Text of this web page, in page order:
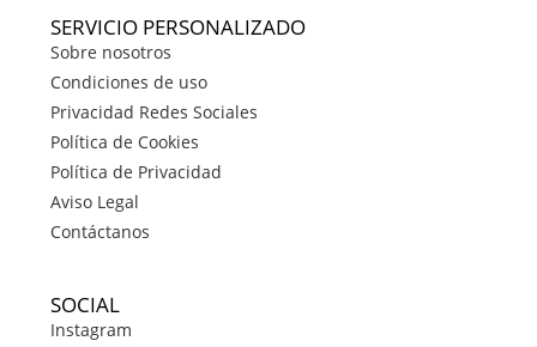
SERVICIO PERSONALIZADO
Sobre nosotros
Condiciones de uso
Privacidad Redes Sociales
Política de Cookies
Política de Privacidad
Aviso Legal
Contáctanos
SOCIAL
Instagram